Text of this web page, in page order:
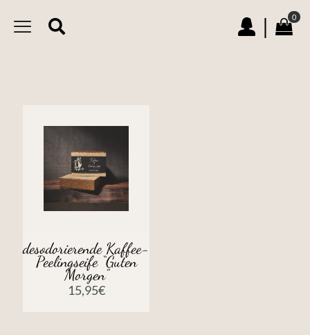
| 0
desodorierende Kaffee-
Peelingseife “Guten
Morgen”
15,95€